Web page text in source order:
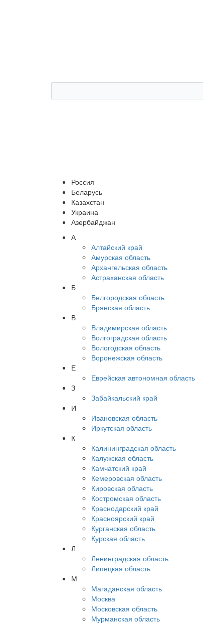
Россия
Беларусь
Казахстан
Украина
Азербайджан
А
Алтайский край
Амурская область
Архангельская область
Астраханская область
Б
Белгородская область
Брянская область
В
Владимирская область
Волгоградская область
Вологодская область
Воронежская область
Е
Еврейская автономная область
З
Забайкальский край
И
Ивановская область
Иркутская область
К
Калининградская область
Калужская область
Камчатский край
Кемеровская область
Кировская область
Костромская область
Краснодарский край
Красноярский край
Курганская область
Курская область
Л
Ленинградская область
Липецкая область
М
Магаданская область
Москва
Московская область
Мурманская область